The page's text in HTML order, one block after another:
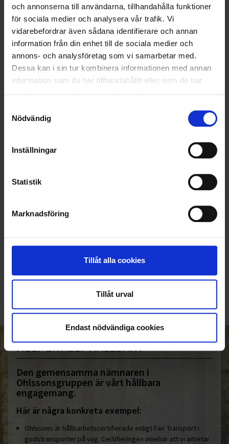
och annonserna till användarna, tillhandahålla funktioner
för sociala medier och analysera vår trafik. Vi
vidarebefordrar även sådana identifierare och annan
information från din enhet till de sociala medier och
annons- och analysföretag som vi samarbetar med.
Dessa kan i sin tur kombinera informationen med annan
information som du har tillhandahållit eller som de har
Nödvändig
Inställningar
Statistik
Marknadsföring
Tillåt alla cookies
Tillåt urval
Endast nödvändiga cookies
RENHÅLLNING
SAMARBETEN
SOCIALT ANSVAR
VELLINGE
info@ohlssons.se
HELT ENKELT HÅLLBART
Den gemensamma nämnaren i
Ohlssonsgruppen är vårt hållbara
engagemang.
Här är några konkreta exempel:
Ohlssons är hållbarhetscertifierade enligt Fair Transport i
godstransporter på väg. Certifieringen innebär att vi arbetar